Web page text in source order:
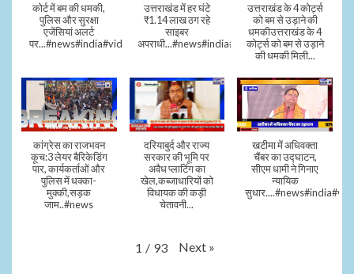
कोर्ट में बम की धमकी,
पुलिस और सुरक्षा
एजेंसियां अलर्ट
पर...#news#india#video#viral
उत्तराखंड में हर घंटे
₹1.14 लाख ठग रहे
साइबर
अपराधी...#news#india#video#viral
उत्तराखंड के 4 कोर्ट्स
को बम से उड़ाने की
धमकीउत्तराखंड के 4
कोर्ट्स को बम से उड़ाने
की धमकी मिली...
कांग्रेस का राजभवन
कूच:3 लेयर बैरिकेडिंग
पार, कार्यकर्ताओं और
पुलिस में धक्का-
मुक्की,सड़क
जाम..#news
दरियाबुर्द और राज्य
सरकार की भूमि पर
अवैध प्लाटिंग का
खेल,कब्जाधारियों को
विधायक की कड़ी
चेतावनी...
खटीमा में अधिवक्ता
चैंबर का उद्घाटन,
सीएम धामी ने गिनाए
न्यायिक
1 / 93 Next »